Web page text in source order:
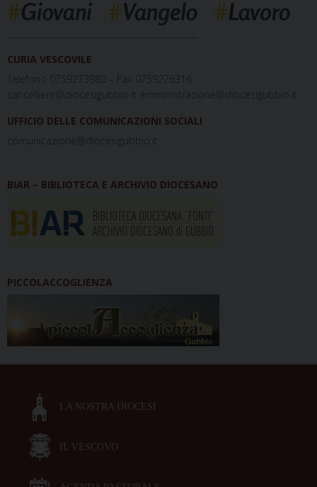
CURIA VESCOVILE
Telefono 0759273980 – Fax 0759276316
cancelliere@diocesigubbio.it amministrazione@diocesigubbio.it
UFFICIO DELLE COMUNICAZIONI SOCIALI
comunicazione@diocesigubbio.it
BIAR – BIBLIOTECA E ARCHIVIO DIOCESANO
PICCOLACCOGLIENZA
LA NOSTRA DIOCESI
IL VESCOVO